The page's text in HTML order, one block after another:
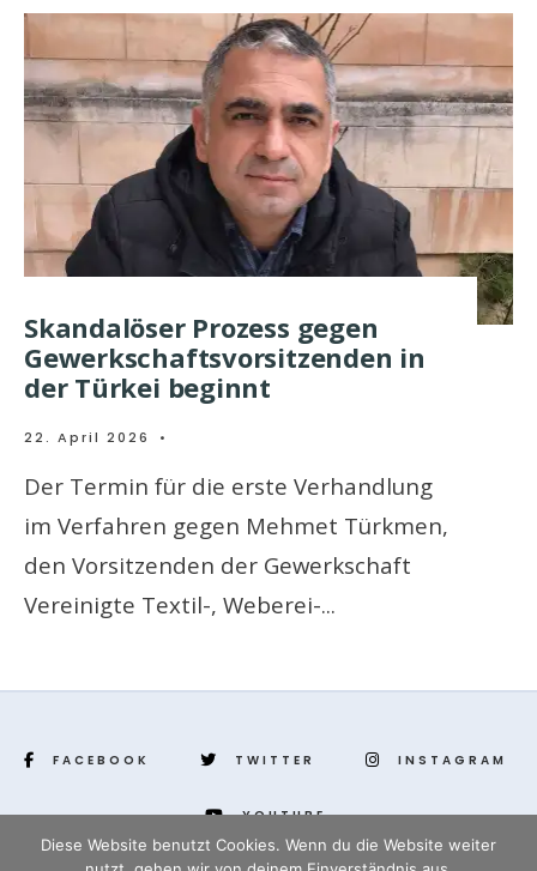
Skandalöser Prozess gegen
Gewerkschaftsvorsitzenden in
der Türkei beginnt
22. April 2026 •
Der Termin für die erste Verhandlung
im Verfahren gegen Mehmet Türkmen,
den Vorsitzenden der Gewerkschaft
Vereinigte Textil-, Weberei-...
FACEBOOK TWITTER INSTAGRAM
YOUTUBE
Diese Website benutzt Cookies. Wenn du die Website weiter